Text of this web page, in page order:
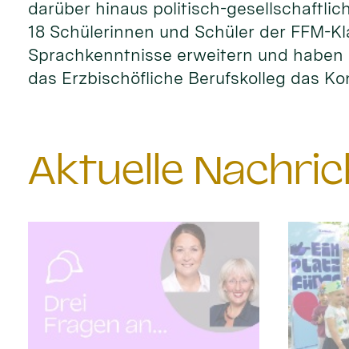
darüber hinaus politisch-
18 Schülerinnen und Schüler der FFM-
Sprachkenntnisse erweitern und
das Erzbischöfliche Berufskolleg das
Aktuelle